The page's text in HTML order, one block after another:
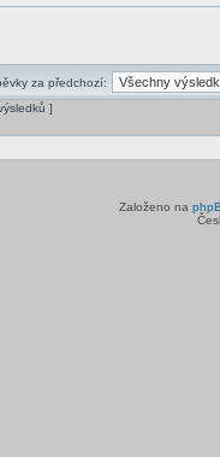
za předchozí:
]
Založeno na